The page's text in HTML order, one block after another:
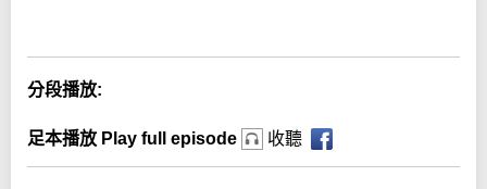
分段播放:
足本播放 Play full episode 收聽